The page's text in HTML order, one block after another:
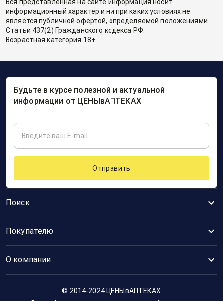
Вся представленная на сайте информация носит
информационный характер и ни при каких условиях не
является публичной офертой, определяемой положениями
Статьи 437(2) Гражданского кодекса РФ.
Возрастная категория 18+.
Поиск
Покупателю
О компании
Будьте в курсе полезной и актуальной
информации от ЦЕНЫвАПТЕКАХ
Отправить
© 2014-2024 ЦЕНЫвАПТЕКАХ